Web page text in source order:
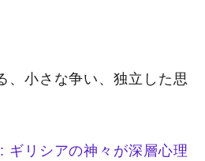
小さな争い、独立した思
ギリシアの神々が深層心理